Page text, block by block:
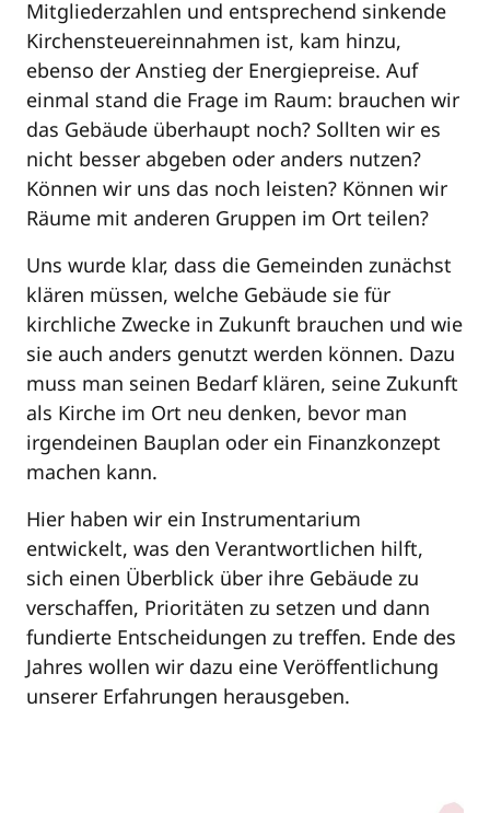
Mitgliederzahlen und entsprechend sinkende
Kirchensteuereinnahmen ist, kam hinzu,
ebenso der Anstieg der Energiepreise. Auf
einmal stand die Frage im Raum: brauchen wir
das Gebäude überhaupt noch? Sollten wir es
nicht besser abgeben oder anders nutzen?
Können wir uns das noch leisten? Können wir
Räume mit anderen Gruppen im Ort teilen?
Uns wurde klar, dass die Gemeinden zunächst
klären müssen, welche Gebäude sie für
kirchliche Zwecke in Zukunft brauchen und wie
sie auch anders genutzt werden können. Dazu
muss man seinen Bedarf klären, seine Zukunft
als Kirche im Ort neu denken, bevor man
irgendeinen Bauplan oder ein Finanzkonzept
machen kann.
Hier haben wir ein Instrumentarium
entwickelt, was den Verantwortlichen hilft,
sich einen Überblick über ihre Gebäude zu
verschaffen, Prioritäten zu setzen und dann
fundierte Entscheidungen zu treffen. Ende des
Jahres wollen wir dazu eine Veröffentlichung
unserer Erfahrungen herausgeben.